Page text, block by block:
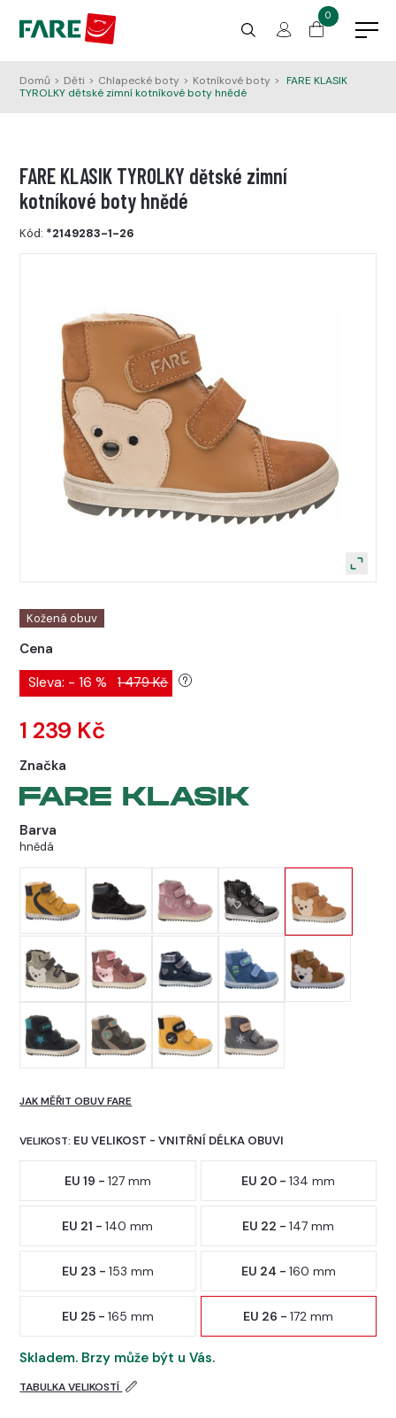
0
Domů > Děti > Chlapecké boty > Kotníkové boty > FARE KLASIK
TYROLKY dětské zimní kotníkové boty hnědé
FARE KLASIK TYROLKY dětské zimní
kotníkové boty hnědé
Kód: *2149283-1-26
Kožená obuv
Cena
Sleva: - 16 % 1 479 Kč
1 239 Kč
Značka
Barva
hnědá
VELIKOST: EU VELIKOST - VNITŘNÍ DÉLKA OBUVI
JAK MĚŘIT OBUV FARE
EU 19 - 127 mm EU 20 -134 mm
EU 21 -140 mm EU 22 -147 mm
EU 23 - 153 mm EU 24 - 160 mm
EU 25 - 165 mm EU 26 -172 mm
Skladem. Brzy může být u Vás.
TABULKA VELIKOSTÍ